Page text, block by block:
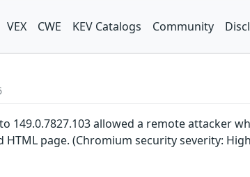
VEX CWE KEV Catalogs Community
149.0.7827.103 allowed a remote attacker
page. (Chromium security severity: